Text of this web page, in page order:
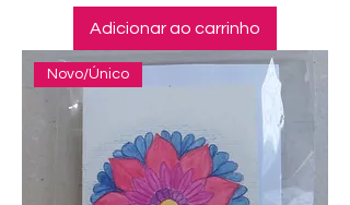
Adicionar ao carrinho
Novo/Único